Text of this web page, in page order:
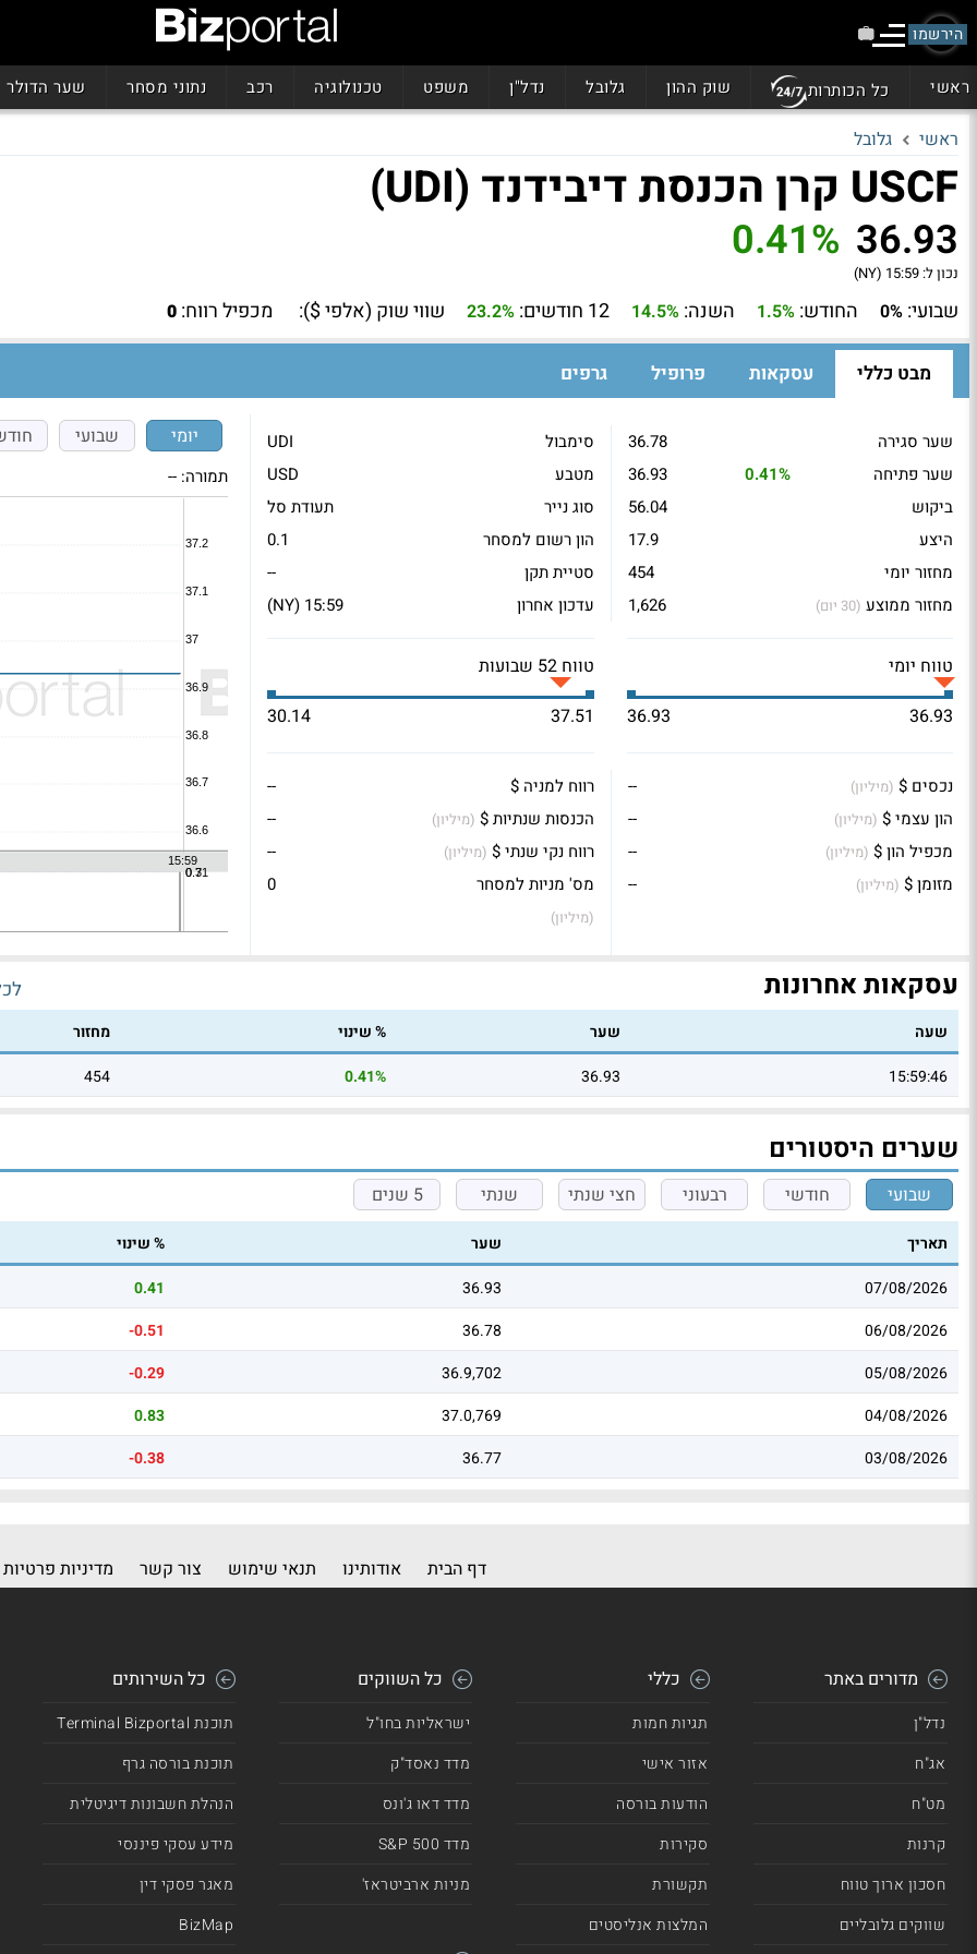
הירשמו
ראשי כל הכותרות שוק ההון גלובל נדל"ן משפט טכנולוגיה רכב נתוני מסחר שער הדולר
ראשי גלובל
USCF קרן הכנסת דיבידנד (UDI)
36.93
0.41%
נכון ל: 15:59 (NY)
שבועי: 0% החודש: 1.5% השנה: 14.5% 12 חודשים: 23.2% שווי שוק (אלפי $): מכפיל רווח: 0
מבט כללי עסקאות פרופיל גרפים
שער סגירה
36.78
שער פתיחה
0.41%
36.93
ביקוש
56.04
היצע
17.9
מחזור יומי
454
מחזור ממוצע (30 יום) 1,626
סימבול
UDI
מטבע
USD
סוג נייר
תעודת סל
הון רשום למסחר
0.1
סטיית תקן
--
עדכון אחרון
15:59 (NY)
טווח יומי
36.93
36.93
טווח 52 שבועות
37.51
30.14
נכסים $ (מיליון)
--
הון עצמי $ (מיליון)
--
מכפיל הון $ (מיליון)
--
מזומן $ (מיליון) --
רווח למניה $
--
הכנסות שנתיות $ (מיליון)
--
רווח נקי שנתי $ (מיליון)
--
מס' מניות למסחר
(מיליון)
0
יומי שבועי
תמורה: --
עסקאות אחרונות
שעה שער % שינוי
מחזור
15:59:46
36.93
0.41%
454
שערים היסטורים
שבועי חודשי רבעוני חצי שנתי שנתי 5 שנים
תאריך שער
% שינוי
07/08/2026
36.93
0.41
06/08/2026
36.78
-0.51
05/08/2026
36.9,702
-0.29
04/08/2026
37.0,769
0.83
03/08/2026
36.77
-0.38
דף הבית אודותינו תנאי שימוש צור קשר מדיניות פרטיות
מדורים באתר
נדל"ן
אג"ח
מט"ח
קרנות
חסכון ארוך טווח
שווקים גלובליים
כללי
תגיות חמות
אזור אישי
הודעות בורסה
סקירות
תקשורת
המלצות אנליסטים
כל השווקים
ישראליות בחו"ל
מדד נאסד"ק
מדד דאו ג'ונס
מדד 500 S&P
מניות ארביטראז'
כל השירותים
תוכנת Terminal Bizportal
תוכנת בורסה גרף
הנהלת חשבונות דיגיטלית
מידע עסקי פיננסי
מאגר פסקי דין
BizMap